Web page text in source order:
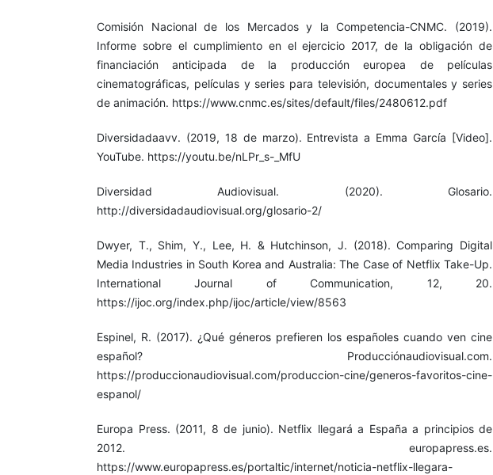
Comisión Nacional de los Mercados y la Competencia-CNMC. (2019).
Informe sobre el cumplimiento en el ejercicio 2017, de la obligación de
financiación anticipada de la producción europea de películas
cinematográficas, películas y series para televisión, documentales y series
de animación. https://www.cnmc.es/sites/default/files/2480612.pdf
Diversidadaavv. (2019, 18 de marzo). Entrevista a Emma García [Video].
YouTube. https://youtu.be/nLPr_s-_MfU
Diversidad Audiovisual. (2020). Glosario.
http://diversidadaudiovisual.org/glosario-2/
Dwyer, T., Shim, Y., Lee, H. & Hutchinson, J. (2018). Comparing Digital
Media Industries in South Korea and Australia: The Case of Netflix Take-Up.
International Journal of Communication, 12, 20.
https://ijoc.org/index.php/ijoc/article/view/8563
Espinel, R. (2017). ¿Qué géneros prefieren los españoles cuando ven cine
español? Producciónaudiovisual.com.
https://produccionaudiovisual.com/produccion-cine/generos-favoritos-cine-
espanol/
Europa Press. (2011, 8 de junio). Netflix llegará a España a principios de
2012. europapress.es.
https://www.europapress.es/portaltic/internet/noticia-netflix-llegara-